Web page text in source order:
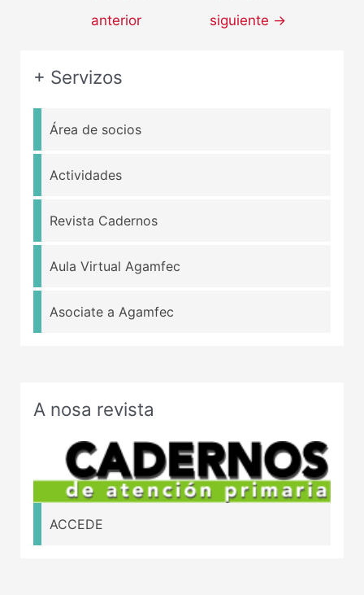
anterior
siguiente →
+ Servizos
Área de socios
Actividades
Revista Cadernos
Aula Virtual Agamfec
Asociate a Agamfec
A nosa revista
ACCEDE